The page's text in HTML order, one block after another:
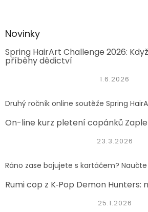
Novinky
Spring HairArt Challenge 2026:
příběhy dědictví
1.6.2026
Druhý ročník online soutěže Spring
On-line kurz pletení copánků
23.3.2026
Ráno zase bojujete s kartáčem?
Rumi cop z K‑Pop Demon Hunters:
25.1.2026